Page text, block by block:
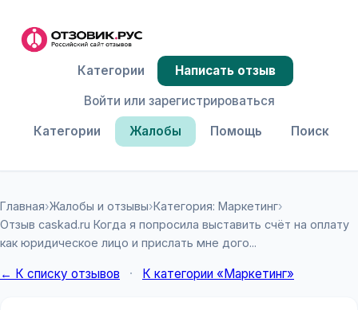
Категории Жалобы Помощь Поиск
Категории
Написать отзыв
Войти или зарегистрироваться
Главная›Жалобы и отзывы›Категория: Маркетинг›
Отзыв caskad.ru Когда я попросила выставить счёт на оплату
как юридическое лицо и прислать мне дого...
← К списку отзывов · К категории «Маркетинг»